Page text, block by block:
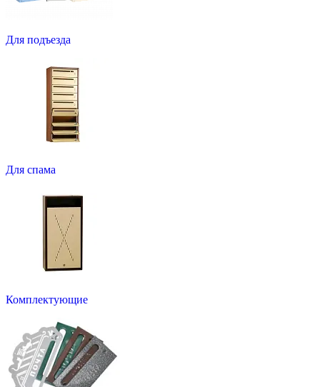
Для подъезда
Для спама
Комплектующие